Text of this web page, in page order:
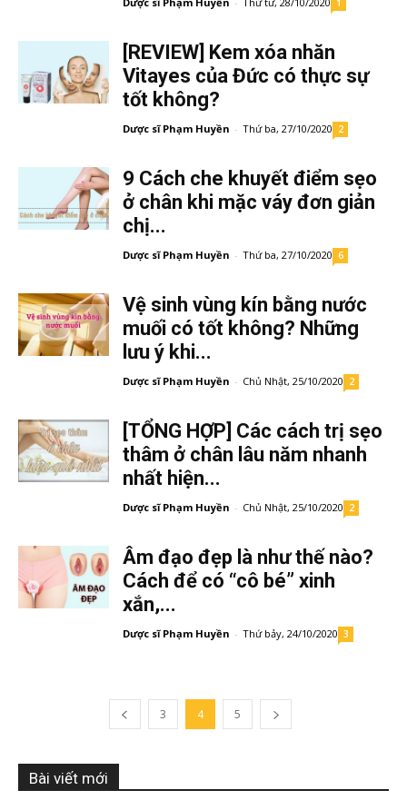
1
[REVIEW] Kem xóa nhăn
Vitayes của Đức có thực sự
tốt không?
Dược sĩ Phạm Huyền - Thứ ba, 27/10/2020 2
9 Cách che khuyết điểm sẹo
ở chân khi mặc váy đơn giản
chị...
Dược sĩ Phạm Huyền - Thứ ba, 27/10/2020 6
Vệ sinh vùng kín bằng nước
muối có tốt không? Những
lưu ý khi...
Dược sĩ Phạm Huyền - Chủ Nhật, 25/10/2020 2
[TỔNG HỢP] Các cách trị sẹo
thâm ở chân lâu năm nhanh
nhất hiện...
Dược sĩ Phạm Huyền - Chủ Nhật, 25/10/2020 2
Âm đạo đẹp là như thế nào?
Cách để có “cô bé” xinh
xắn,...
Dược sĩ Phạm Huyền - Thứ bảy, 24/10/2020 3
3 4 5
Bài viết mới